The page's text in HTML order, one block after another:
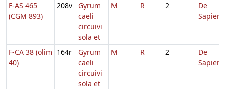
F-AS 465
(CGM 893)
208v
Gyrum
caeli
circuivi
sola et
M R 2
De
F-CA 38 (olim
40)
164r
Gyrum
caeli
circuivi
sola et
M R 2
De